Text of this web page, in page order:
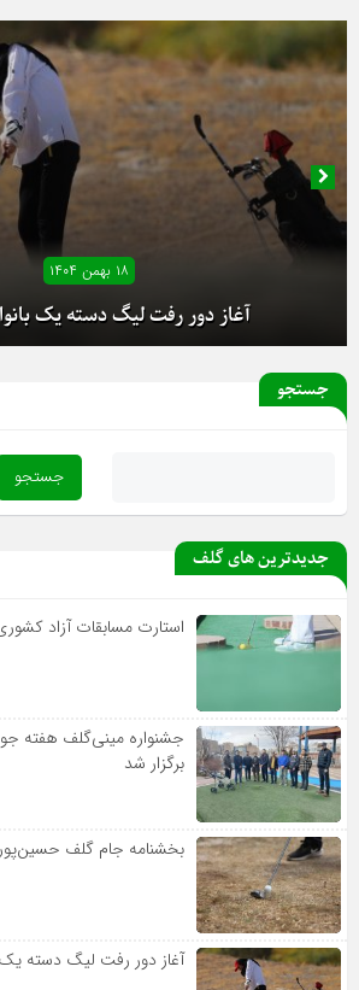
۱۸ بهمن ۱۴۰۴
آغاز دور رفت لیگ دسته یک
جستجو
جدیدترین های گلف
استارت مسابقات آزاد
جشنواره مینی‌گلف هفته
برگزار شد
بخشنامه جام گلف
آغاز دور رفت لیگ دسته یک